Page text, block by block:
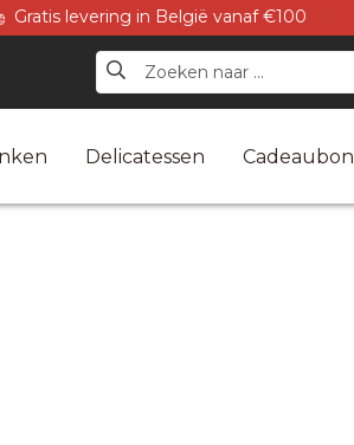
Gratis levering in België vanaf €100
Delicatessen Cadeaubon